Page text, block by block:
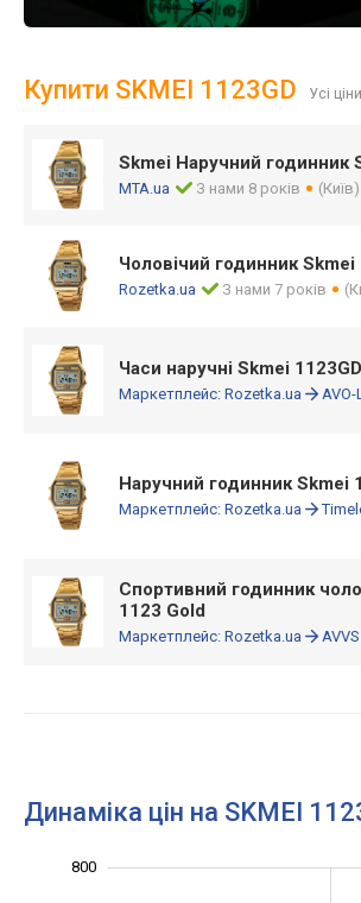
Купити SKMEI 1123GD Усі
Skmei Наручний годинник
MTA.ua З нами 8 років (Київ)
Чоловічий годинник Skmei
Rozetka.ua З нами 7 років
Часи наручні Skmei
Маркетплейс: Rozetka.ua AVO-
Наручний годинник Skmei
Маркетплейс: Rozetka.ua
Спортивний годинник
1123 Gold
Маркетплейс: Rozetka.ua
Динаміка цін на SKMEI
800